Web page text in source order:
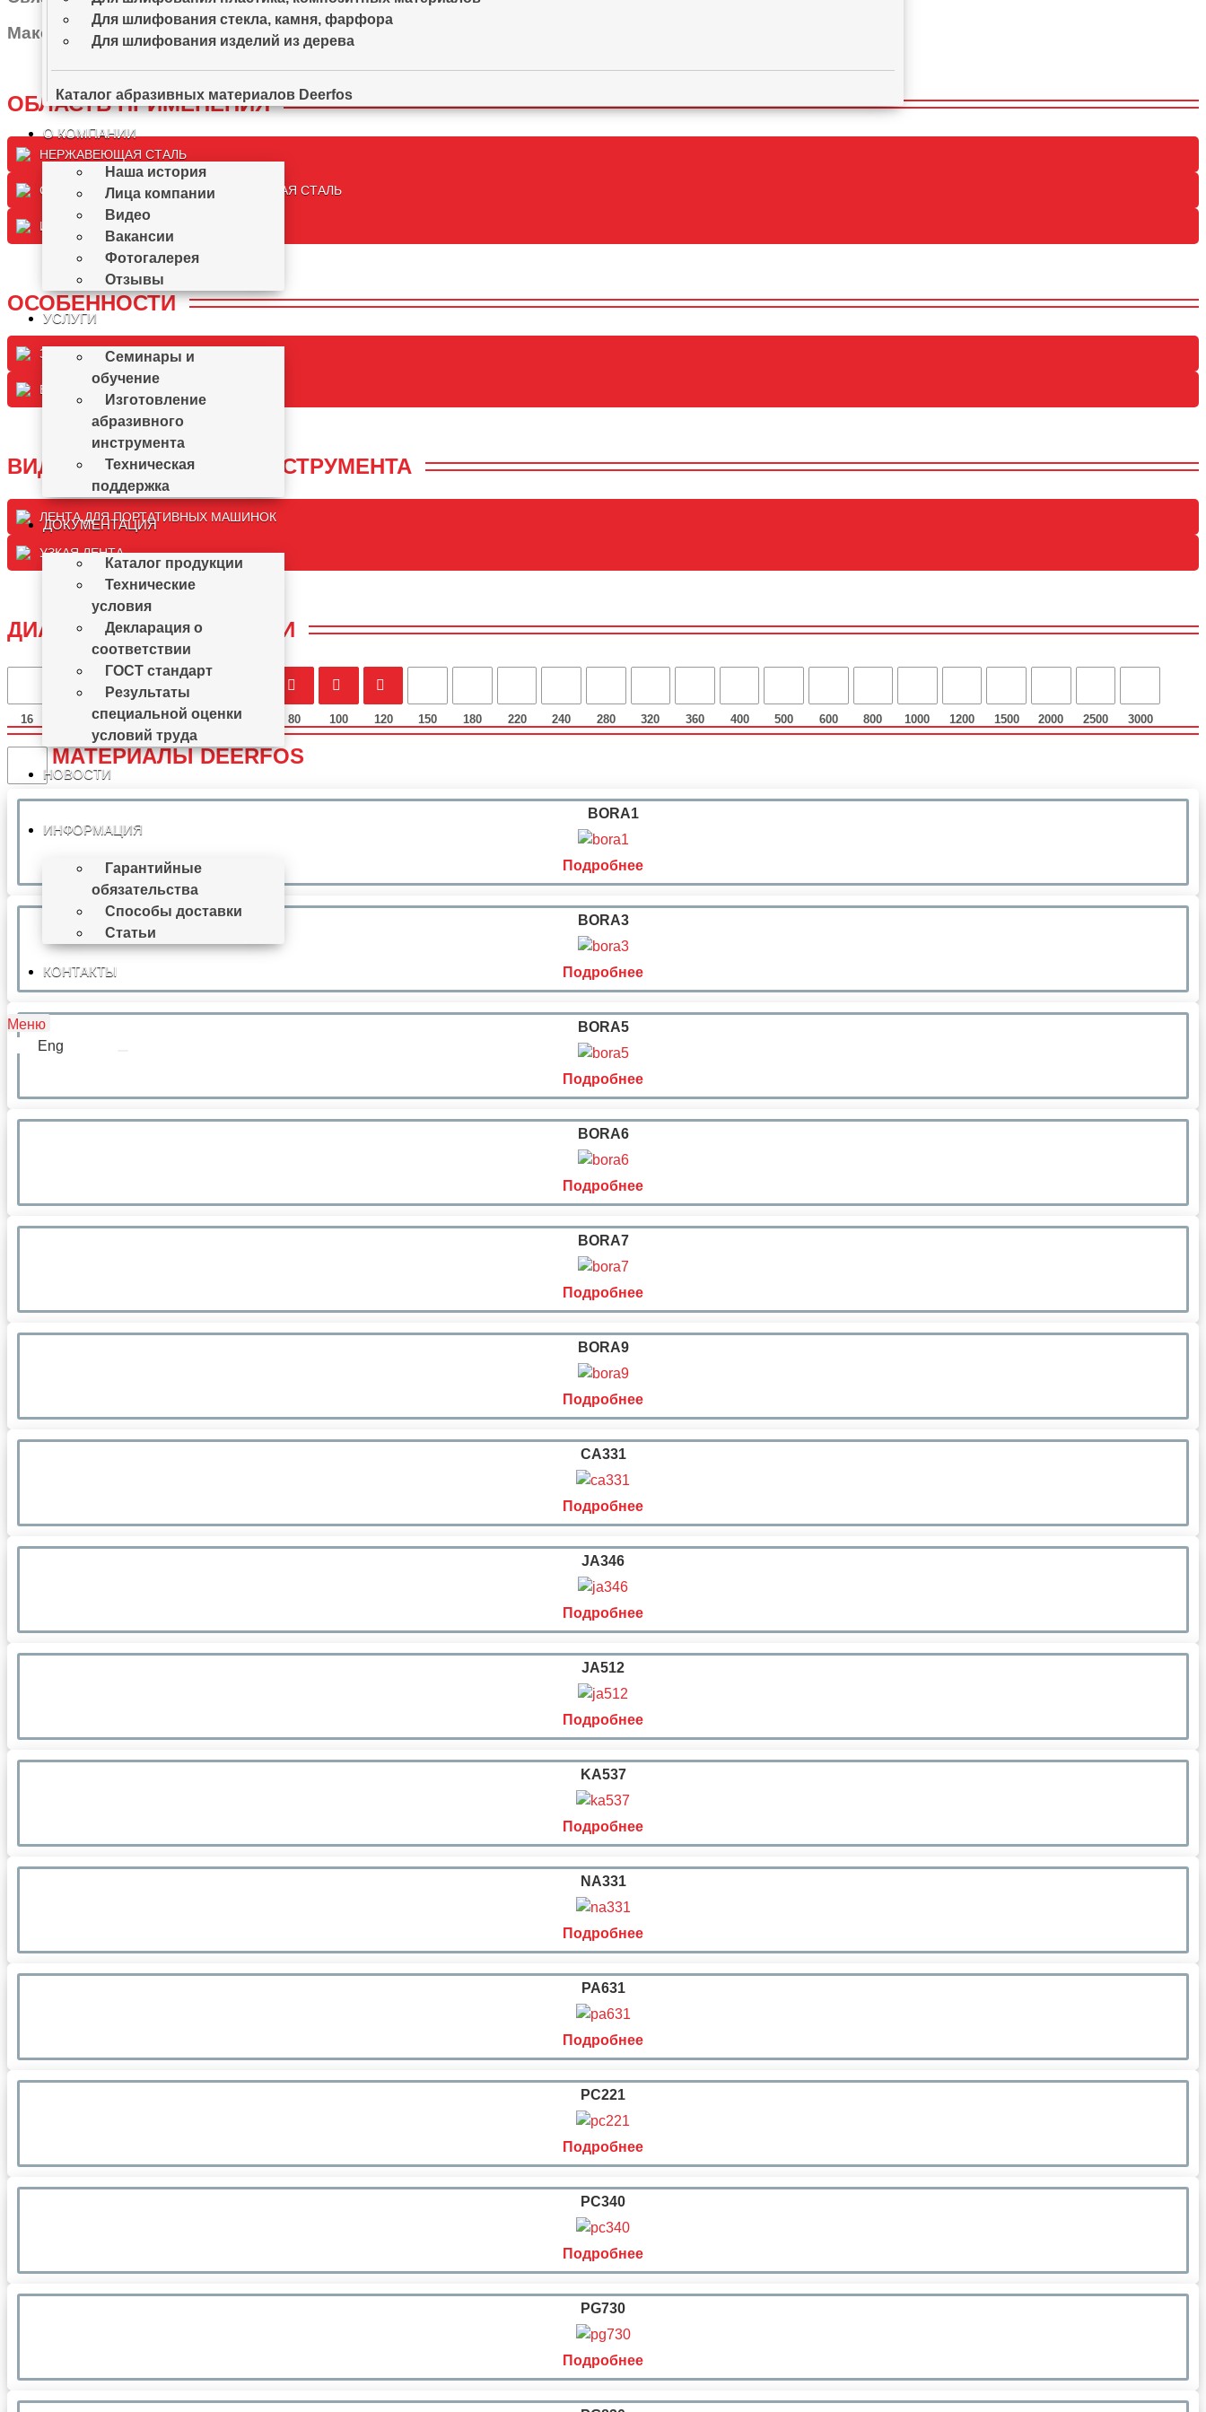
Для шлифования стекла, камня, фарфора
Для шлифования изделий из дерева
Каталог абразивных материалов Deerfos
О КОМПАНИИ
Наша история
Лица компании
Видео
Вакансии
Фотогалерея
Отзывы
УСЛУГИ
Семинары и
обучение
Изготовление
абразивного
инструмента
Техническая
поддержка
ДОКУМЕНТАЦИЯ
Каталог продукции
Технические
условия
Декларация о
соответствии
ГОСТ стандарт
Результаты
специальной оценки
условий труда
НОВОСТИ
ИНФОРМАЦИЯ
Гарантийные
обязательства
Способы доставки
Статьи
КОНТАКТЫ
Меню
Eng
Максимальная ширина рулона:
1380 мм.
ОБЛАСТЬ ПРИМЕНЕНИЯ
НЕРЖАВЕЮЩАЯ СТАЛЬ
СПЕЦИАЛЬНАЯ, ВЫСОКОЛЕГИРОВАННАЯ СТАЛЬ
ИЗДЕЛИЯ ИЗ ДЕРЕВА
ОСОБЕННОСТИ
ЗАЩИТА ОТ ПРИЖОГОВ
ВОДОСТОЙКОСТЬ
ВИДЫ АБРАЗИВНОГО ИНСТРУМЕНТА
ЛЕНТА ДЛЯ ПОРТАТИВНЫХ МАШИНОК
УЗКАЯ ЛЕНТА
ДИАПАЗОН ЗЕРНИСТОСТИ
16 36 40 50 80 100 120 150 180 220 240 280 320 360 400 500 600 800 1000 1200 1500 2000 2500 3000
4000
МАТЕРИАЛЫ DEERFOS
BORA1
Подробнее
BORA3
Подробнее
BORA5
Подробнее
BORA6
Подробнее
BORA7
Подробнее
BORA9
Подробнее
CA331
Подробнее
JA346
Подробнее
JA512
Подробнее
KA537
Подробнее
NA331
Подробнее
PA631
Подробнее
PC221
Подробнее
PC340
Подробнее
PG730
Подробнее